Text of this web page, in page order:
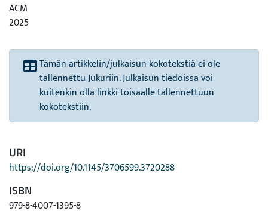
ACM
2025
Tämän artikkelin/julkaisun kokotekstiä ei ole
tallennettu Jukuriin. Julkaisun tiedoissa voi
kuitenkin olla linkki toisaalle tallennettuun
kokotekstiin.
URI
https://doi.org/10.1145/3706599.3720288
ISBN
979-8-4007-1395-8